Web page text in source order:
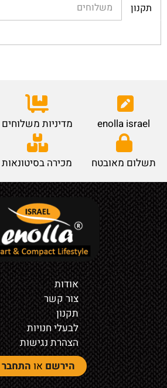
תקנון משלוחים
enolla israel מדיניות משלוחים
תשלום מאובטח מכירה בסיטונאות
אודות
צור קשר
תקנון
לבעלי חנויות
הצהרת נגישות
הירשם או התחבר